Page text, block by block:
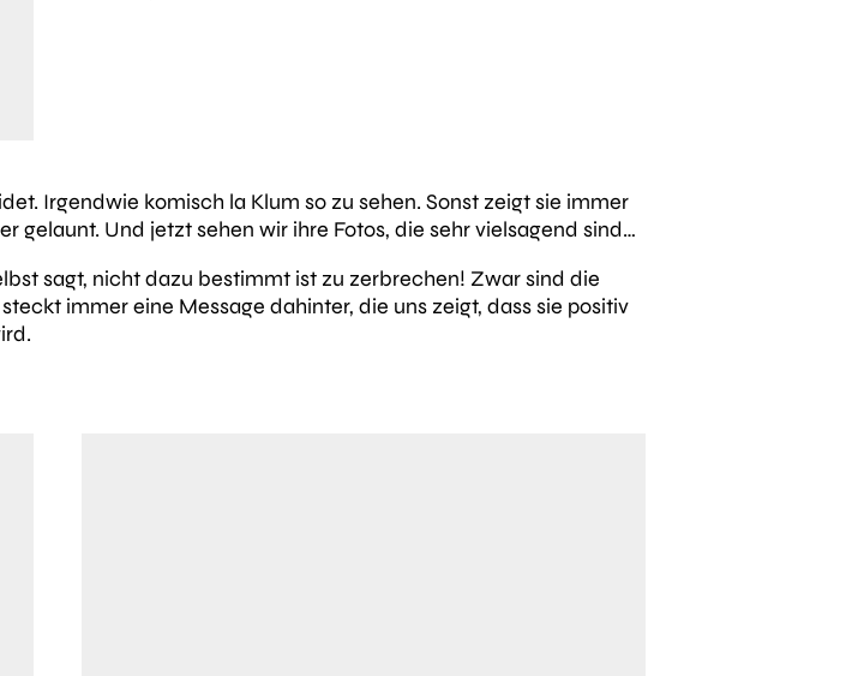
Irgendwie komisch la Klum so zu sehen. Sonst zeigt sie immer
gelaunt. Und jetzt sehen wir ihre Fotos, die sehr vielsagend sind…
sagt, nicht dazu bestimmt ist zu zerbrechen! Zwar sind die
immer eine Message dahinter, die uns zeigt, dass sie positiv